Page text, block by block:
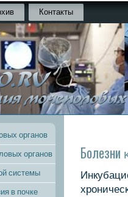
Контакты
органов
органов
системы
в почке
Болезни